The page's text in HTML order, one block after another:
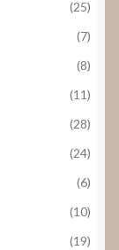
(25)
(7)
(8)
(11)
(28)
(24)
(6)
(10)
(19)